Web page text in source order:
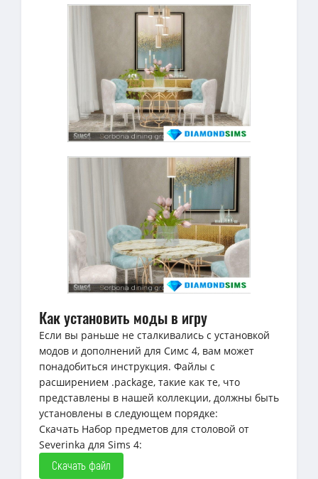
Как установить моды в игру
Если вы раньше не сталкивались с установкой
модов и дополнений для Симс 4, вам может
понадобиться инструкция. Файлы с
расширением .package, такие как те, что
представлены в нашей коллекции, должны быть
установлены в следующем порядке:
Скачать Набор предметов для столовой от
Severinka для Sims 4:
Скачать файл